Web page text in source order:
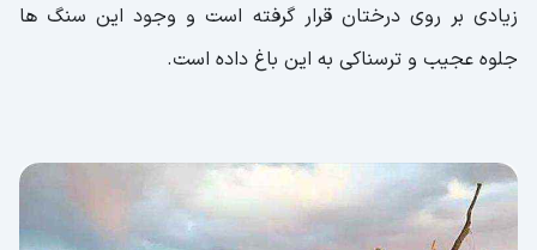
زیادی بر روی درختان قرار گرفته است و وجود این سنگ ها
جلوه عجیب و ترسناکی به این باغ داده است.